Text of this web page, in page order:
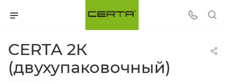
CERTA 2К
(двухупаковочный)